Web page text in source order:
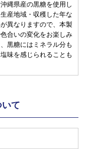
縄県産の黒糖を使用し
産地域・収穫した年な
異なりますので、本製
合いの変化をお楽しみ
黒糖にはミネラル分も
味を感じられることも
て